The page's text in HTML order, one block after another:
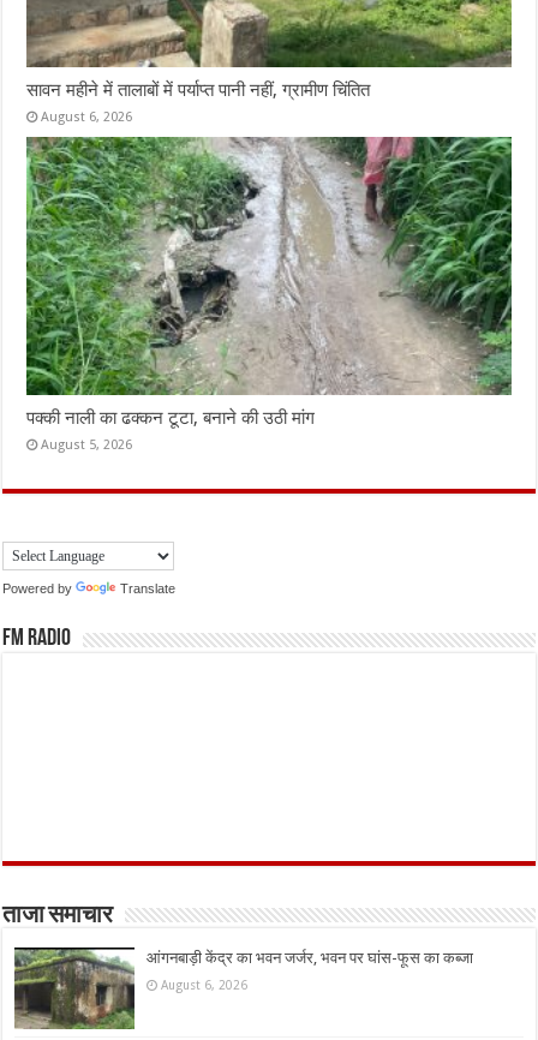
सावन महीने में तालाबों में पर्याप्त पानी नहीं, ग्रामीण चिंतित
August 6, 2026
पक्की नाली का ढक्कन टूटा, बनाने की उठी मांग
August 5, 2026
Powered by Translate
FM Radio
ताजा समाचार
आंगनबाड़ी केंद्र का भवन जर्जर, भवन पर घांस-फूस का कब्जा
August 6, 2026